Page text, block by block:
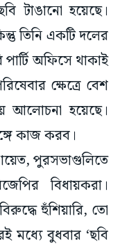
টাঙানো হয়েছে।
তিনি একটি দলের
অফিসে থাকাই
ক্ষেত্রে বেশ
হয়েছে।
কাজ করব।
পুরসভাগুলিতে
বিধায়করা।
হুঁশিয়ারি, তো
মধ্যে বুধবার ‘ছবি